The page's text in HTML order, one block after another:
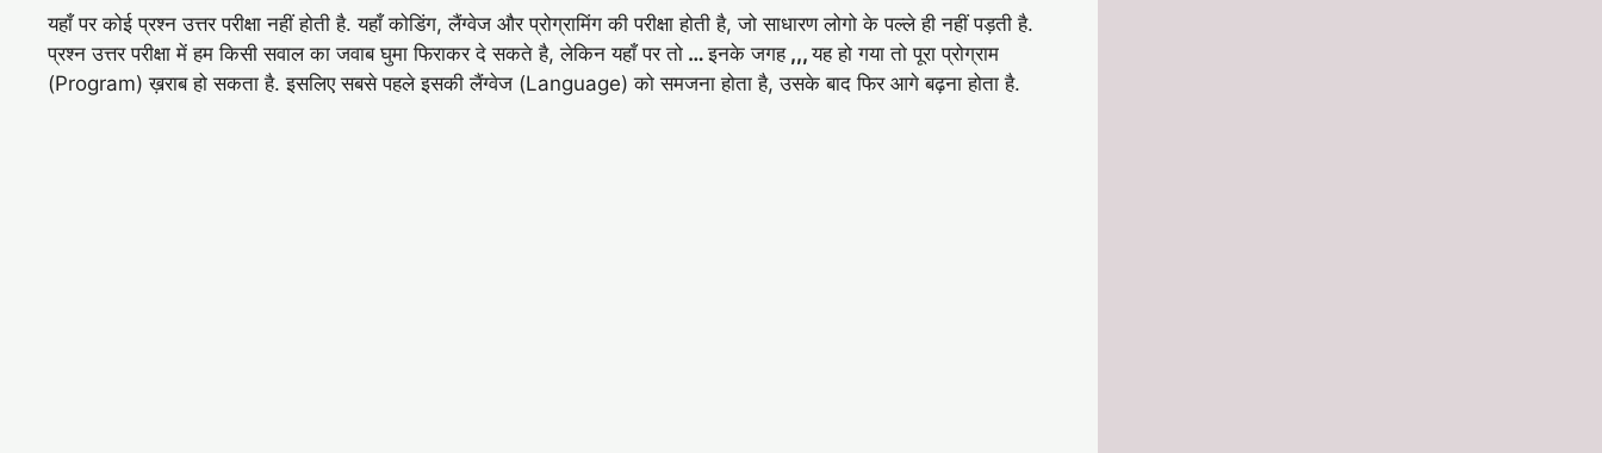
यहाँ पर कोई प्रश्न उत्तर परीक्षा नहीं होती है. यहाँ कोडिंग, लैंग्वेज और प्रोग्रामिंग की परीक्षा होती है, जो साधारण लोगो के पल्ले ही नहीं पड़ती है.
प्रश्न उत्तर परीक्षा में हम किसी सवाल का जवाब घुमा फिराकर दे सकते है, लेकिन यहाँ पर तो …इनके जगह,,,यह हो गया तो पूरा प्रोग्राम
(Program) ख़राब हो सकता है. इसलिए सबसे पहले इसकी लैंग्वेज (Language) को समजना होता है, उसके बाद फिर आगे बढ़ना होता है.